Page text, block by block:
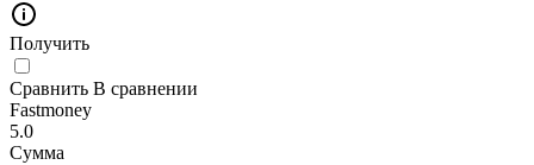
Получить
Сравнить В сравнении
Fastmoney
5.0
Сумма